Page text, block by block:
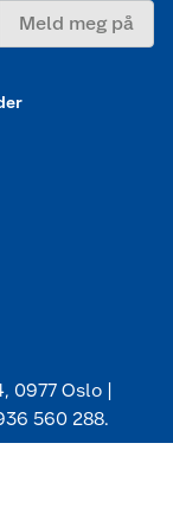
Meld meg på
0977 Oslo |
560 288.